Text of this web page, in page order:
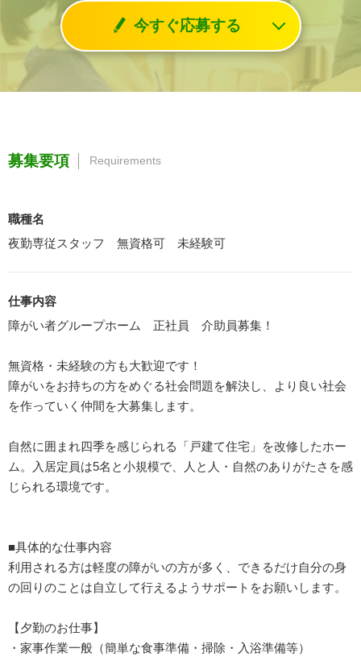
今すぐ応募する
募集要項 Requirements
職種名
夜勤専従スタッフ 無資格可 未経験可
仕事内容
障がい者グループホーム 正社員 介助員募集！
無資格・未経験の方も大歓迎です！
障がいをお持ちの方をめぐる社会問題を解決し、より良い社会
を作っていく仲間を大募集します。
自然に囲まれ四季を感じられる「戸建て住宅」を改修したホー
ム。入居定員は5名と小規模で、人と人・自然のありがたさを感
じられる環境です。
■具体的な仕事内容
利用される方は軽度の障がいの方が多く、できるだけ自分の身
の回りのことは自立して行えるようサポートをお願いします。
【夕勤のお仕事】
・家事作業一般（簡単な食事準備・掃除・入浴準備等）